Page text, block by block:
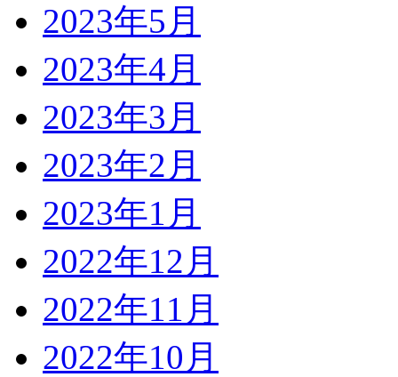
2023年5月
2023年4月
2023年3月
2023年2月
2023年1月
2022年12月
2022年11月
2022年10月